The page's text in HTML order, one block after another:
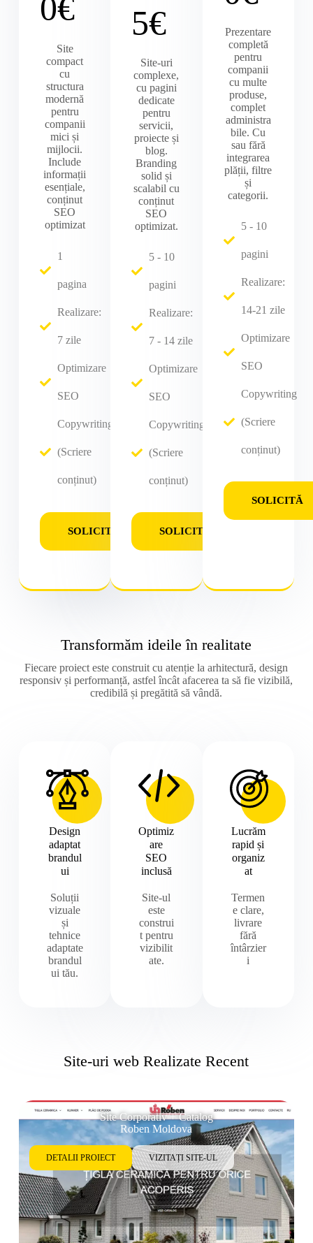
0€
Site
compact
cu
structura
modernă
pentru
companii
mici și
mijlocii.
Include
informații
esențiale,
conținut
SEO
optimizat
1
pagina
Realizare:
7 zile
Optimizare
SEO
Copywriting
(Scriere
conținut)
SOLICITĂ
5€
Site-uri
complexe,
cu pagini
dedicate
pentru
servicii,
proiecte și
blog.
Branding
solid și
scalabil cu
conținut
SEO
optimizat.
5 - 10
pagini
Realizare:
7 - 14 zile
Optimizare
SEO
Copywriting
(Scriere
conținut)
SOLICITĂ
Prezentare
completă
pentru
companii
cu multe
produse,
complet
administra
bile. Cu
sau fără
integrarea
plății, filtre
și
categorii.
5 - 10
pagini
Realizare:
14-21 zile
Optimizare
SEO
Copywriting
(Scriere
conținut)
SOLICITĂ
Transformăm ideile în realitate
Fiecare proiect este construit cu atenție la arhitectură, design
responsiv și performanță, astfel încât afacerea ta să fie vizibilă,
credibilă și pregătită să vândă.
Design
adaptat
brandul
ui
Soluții
vizuale
și
tehnice
adaptate
brandul
ui tău.
Optimiz
are
SEO
inclusă
Site-ul
este
construi
t pentru
vizibilit
ate.
Lucrăm
rapid și
organiz
at
Termen
e clare,
livrare
fără
întârzier
i
Site-uri web Realizate Recent
Site Corporativ + Catalog
Roben Moldova
DETALII PROIECT VIZITAȚI SITE-UL